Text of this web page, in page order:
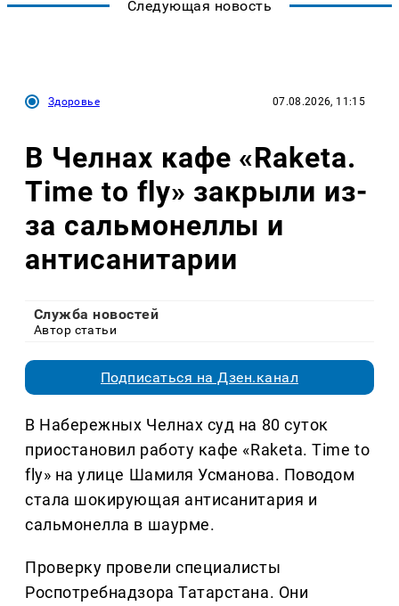
Следующая новость
Здоровье 07.08.2026, 11:15
В Челнах кафе «Raketa.
Time to fly» закрыли из-
за сальмонеллы и
антисанитарии
Служба новостей
Автор статьи
Подписаться на Дзен.канал
В Набережных Челнах суд на 80 суток
приостановил работу кафе «Raketa. Time to
fly» на улице Шамиля Усманова. Поводом
стала шокирующая антисанитария и
сальмонелла в шаурме.
Проверку провели специалисты
Роспотребнадзора Татарстана. Они